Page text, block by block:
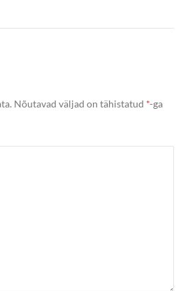
Nõutavad väljad on tähistatud *-ga